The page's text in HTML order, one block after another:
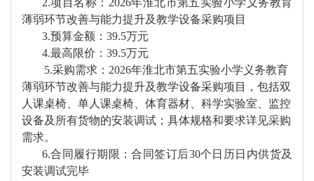
2.项目名称： 2026年淮北市第五实验小学义务教育
薄弱环节改善与能力提升及教学设备采购项目
3.预算金额： 39.5万元
4.最高限价： 39.5万元
5.采购需求： 2026年淮北市第五实验小学义务教育
薄弱环节改善与能力提升及教学设备采购项目，包括双
人课桌椅、单人课桌椅、体育器材、科学实验室、监控
设备及所有货物的安装调试；具体规格和要求详见采购
需求。
6.合同履行期限：合同签订后30个日历日内供货及
安装调试完毕